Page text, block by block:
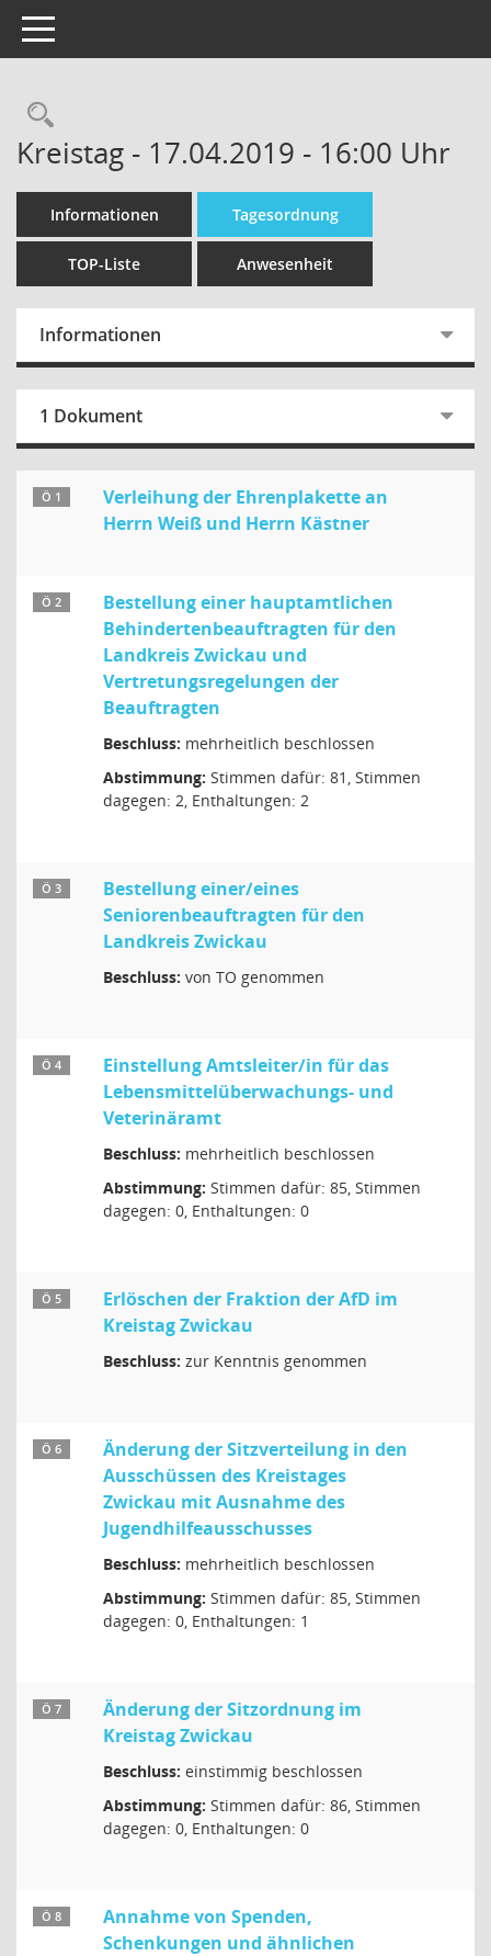
Toggle navigation
Kreistag - 17.04.2019 - 16:00 Uhr
Informationen Tagesordnung
TOP-Liste Anwesenheit
Informationen
1 Dokument
Ö 1
Verleihung der Ehrenplakette an
Herrn Weiß und Herrn Kästner
Ö 2
Bestellung einer hauptamtlichen
Behindertenbeauftragten für den
Landkreis Zwickau und
Vertretungsregelungen der
Beauftragten
Beschluss: mehrheitlich beschlossen
Abstimmung: Stimmen dafür: 81, Stimmen
dagegen: 2, Enthaltungen: 2
Ö 3
Bestellung einer/eines
Seniorenbeauftragten für den
Landkreis Zwickau
Beschluss: von TO genommen
Ö 4
Einstellung Amtsleiter/in für das
Lebensmittelüberwachungs- und
Veterinäramt
Beschluss: mehrheitlich beschlossen
Abstimmung: Stimmen dafür: 85, Stimmen
dagegen: 0, Enthaltungen: 0
Ö 5
Erlöschen der Fraktion der AfD im
Kreistag Zwickau
Beschluss: zur Kenntnis genommen
Ö 6
Änderung der Sitzverteilung in den
Ausschüssen des Kreistages
Zwickau mit Ausnahme des
Jugendhilfeausschusses
Beschluss: mehrheitlich beschlossen
Abstimmung: Stimmen dafür: 85, Stimmen
dagegen: 0, Enthaltungen: 1
Ö 7
Änderung der Sitzordnung im
Kreistag Zwickau
Beschluss: einstimmig beschlossen
Abstimmung: Stimmen dafür: 86, Stimmen
dagegen: 0, Enthaltungen: 0
Ö 8
Annahme von Spenden,
Schenkungen und ähnlichen